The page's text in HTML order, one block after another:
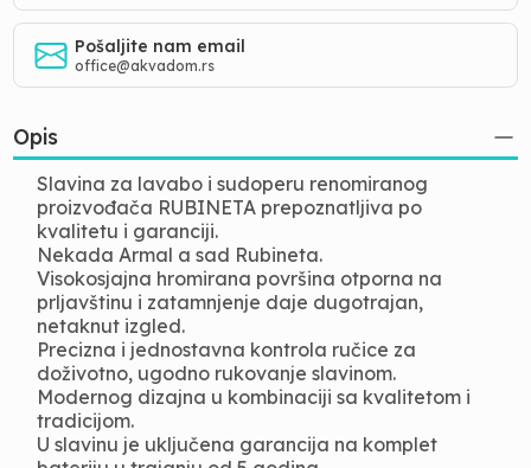
Pošaljite nam email
office@akvadom.rs
Opis
Slavina za lavabo i sudoperu renomiranog
proizvođača RUBINETA prepoznatljiva po
kvalitetu i garanciji.
Nekada Armal a sad Rubineta.
Visokosjajna hromirana površina otporna na
prljavštinu i zatamnjenje daje dugotrajan,
netaknut izgled.
Precizna i jednostavna kontrola ručice za
doživotno, ugodno rukovanje slavinom.
Modernog dizajna u kombinaciji sa kvalitetom i
tradicijom.
U slavinu je uključena garancija na komplet